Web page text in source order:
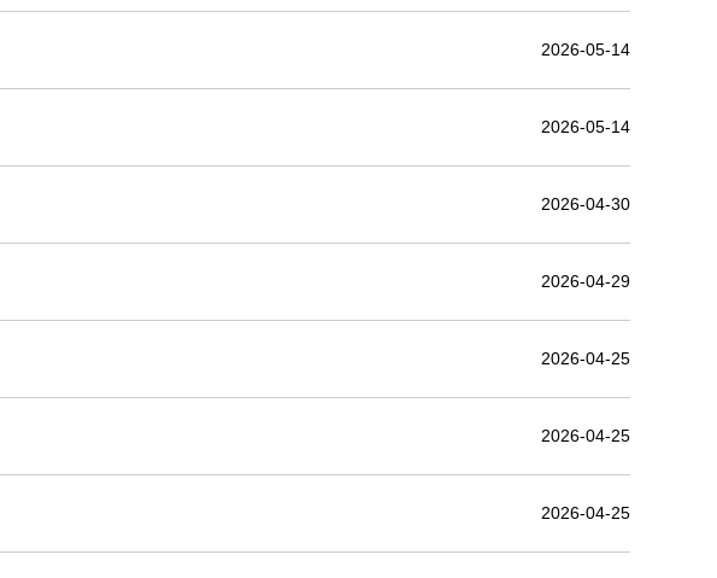
2026-05-14
2026-05-14
2026-04-30
2026-04-29
2026-04-25
2026-04-25
2026-04-25